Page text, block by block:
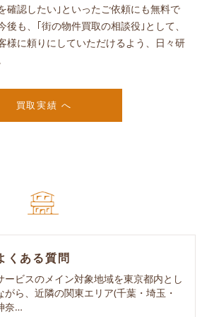
確認したい｣といったご依頼にも無料で
も、｢街の物件買取の相談役｣として、
様に頼りにしていただけるよう、日々研
買取実績 へ
くある質問
ービスのメイン対象地域を東京都内とし
がら、近隣の関東エリア(千葉・埼玉・
奈…